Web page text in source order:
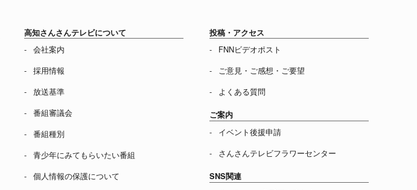
高知さんさんテレビについて
会社案内
採用情報
放送基準
番組審議会
番組種別
青少年にみてもらいたい番組
個人情報の保護について
投稿・アクセス
FNNビデオポスト
ご意見・ご感想・ご要望
よくある質問
ご案内
イベント後援申請
さんさんテレビフラワーセンター
SNS関連